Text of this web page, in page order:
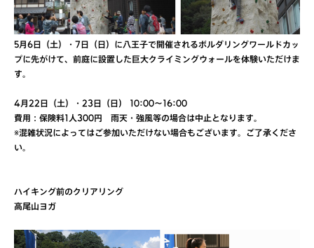
5月6日（土）・7日（日）に八王子で開催されるボルダリングワールドカッ
プに先がけて、前庭に設置した巨大クライミングウォールを体験いただけま
す。
4月22日（土）・23日（日） 10:00〜16:00
費用：保険料1人300円 雨天・強風等の場合は中止となります。
※混雑状況によってはご参加いただけない場合もございます。ご了承くださ
い。
ハイキング前のクリアリング
高尾山ヨガ